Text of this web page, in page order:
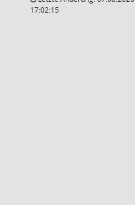
17:02:15